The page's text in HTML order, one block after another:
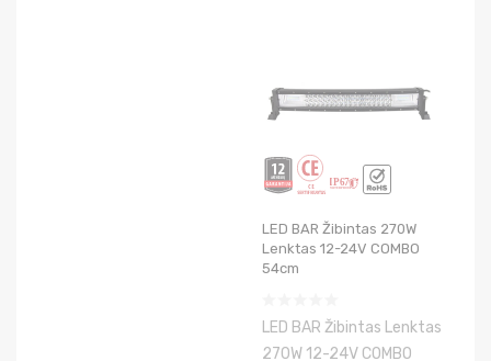
LED BAR Žibintas 270W
Lenktas 12-24V COMBO
54cm
LED BAR Žibintas Lenktas
270W 12-24V COMBO